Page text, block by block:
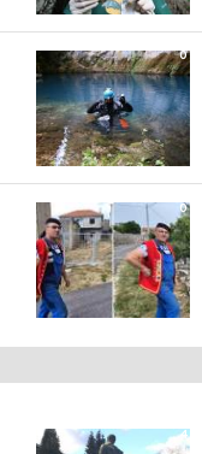
0
0
4